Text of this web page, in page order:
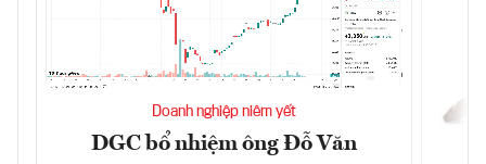
Doanh nghiệp niêm yết
DGC bổ nhiệm ông Đỗ Văn